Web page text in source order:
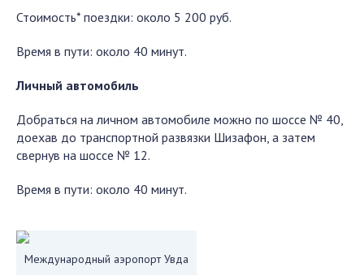
Стоимость* поездки: около 5 200 руб.
Время в пути: около 40 минут.
Личный автомобиль
Добраться на личном автомобиле можно по шоссе № 40,
доехав до транспортной развязки Шизафон, а затем
свернув на шоссе № 12.
Время в пути: около 40 минут.
Международный аэропорт Увда